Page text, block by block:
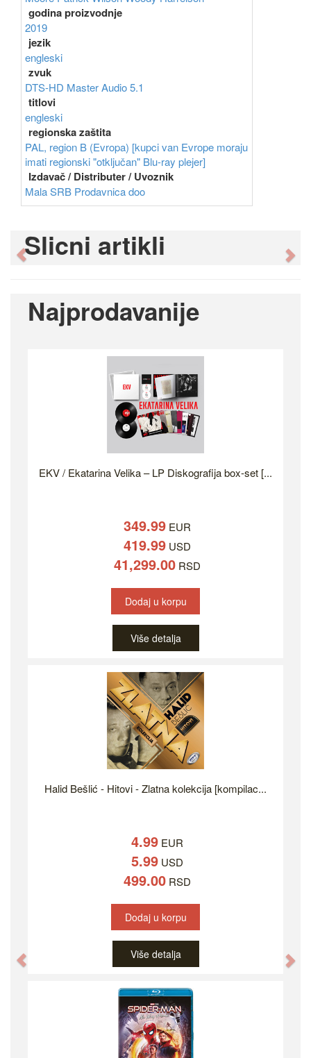
godina proizvodnje
2019
jezik
engleski
zvuk
DTS-HD Master Audio 5.1
titlovi
engleski
regionska zaštita
PAL, region B (Evropa) [kupci van Evrope moraju
imati regionski "otključan" Blu-ray plejer]
Izdavač / Distributer / Uvoznik
Mala SRB Prodavnica doo
Slicni artikli
Previous
Najprodavanije
EKV / Ekatarina Velika – LP Diskografija box-set [...
349.99 EUR
419.99 USD
41,299.00 RSD
Dodaj u korpu
Više detalja
Halid Bešlić - Hitovi - Zlatna kolekcija [kompilac...
4.99 EUR
5.99 USD
499.00 RSD
Dodaj u korpu
Više detalja